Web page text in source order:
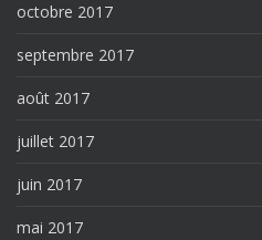
octobre 2017
septembre 2017
août 2017
juillet 2017
juin 2017
mai 2017